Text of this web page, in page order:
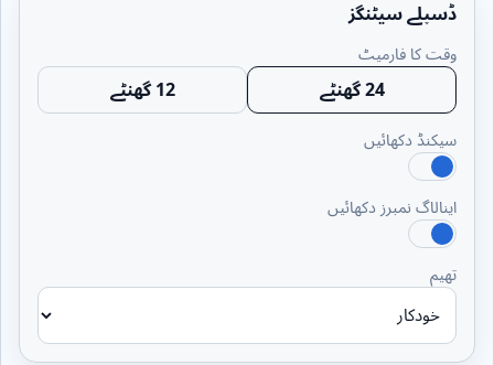
ڈسپلے سیٹنگز
وقت کا فارمیٹ
24 گھنٹے 12 گھنٹے
سیکنڈ دکھائیں
اینالاگ نمبرز دکھائیں
تھیم